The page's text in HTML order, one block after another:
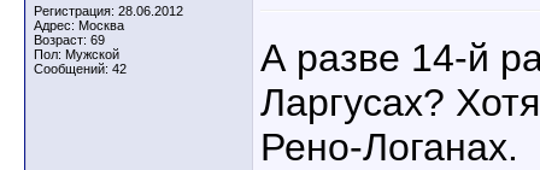
Регистрация: 28.06.2012
Адрес: Москва
Возраст: 69
Пол: Мужской
Сообщений: 42
А разве 14-й
Ларгусах?
Рено-Логанах.